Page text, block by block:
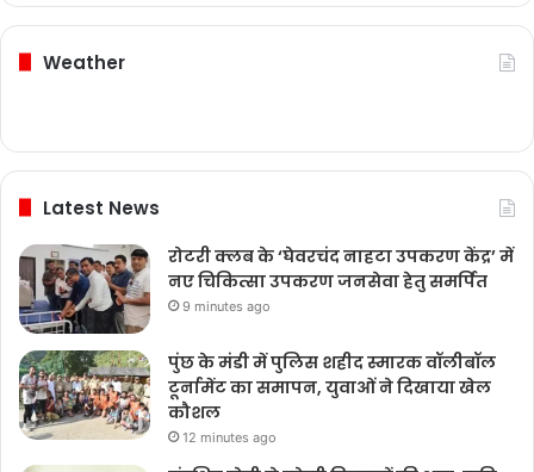
Weather
Latest News
रोटरी क्लब के ‘घेवरचंद नाहटा उपकरण केंद्र’ में
नए चिकित्सा उपकरण जनसेवा हेतु समर्पित
9 minutes ago
पुंछ के मंडी में पुलिस शहीद स्मारक वॉलीबॉल
टूर्नामेंट का समापन, युवाओं ने दिखाया खेल
कौशल
12 minutes ago